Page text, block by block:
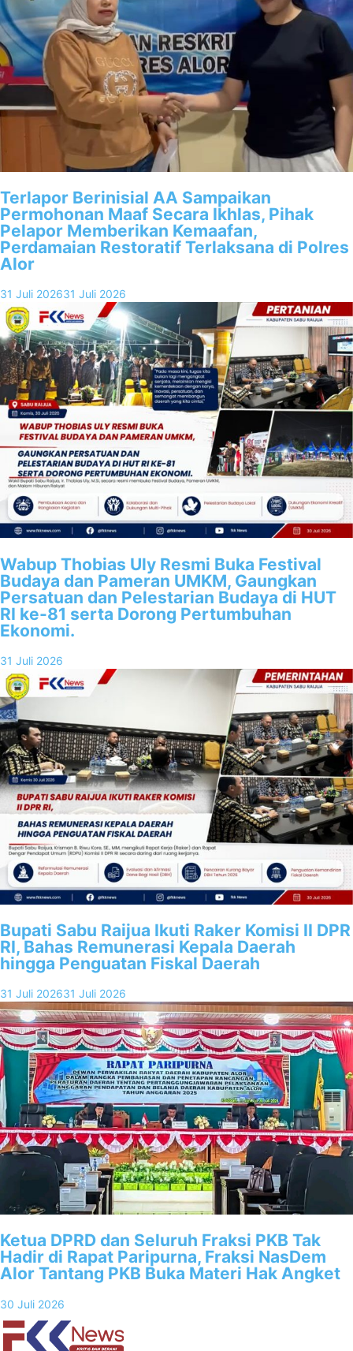
Terlapor Berinisial AA Sampaikan
Permohonan Maaf Secara Ikhlas, Pihak
Pelapor Memberikan Kemaafan,
Perdamaian Restoratif Terlaksana di Polres
Alor
31 Juli 202631 Juli 2026
Wabup Thobias Uly Resmi Buka Festival
Budaya dan Pameran UMKM, Gaungkan
Persatuan dan Pelestarian Budaya di HUT
RI ke-81 serta Dorong Pertumbuhan
Ekonomi.
31 Juli 2026
Bupati Sabu Raijua Ikuti Raker Komisi II DPR
RI, Bahas Remunerasi Kepala Daerah
hingga Penguatan Fiskal Daerah
31 Juli 202631 Juli 2026
Ketua DPRD dan Seluruh Fraksi PKB Tak
Hadir di Rapat Paripurna, Fraksi NasDem
Alor Tantang PKB Buka Materi Hak Angket
30 Juli 2026